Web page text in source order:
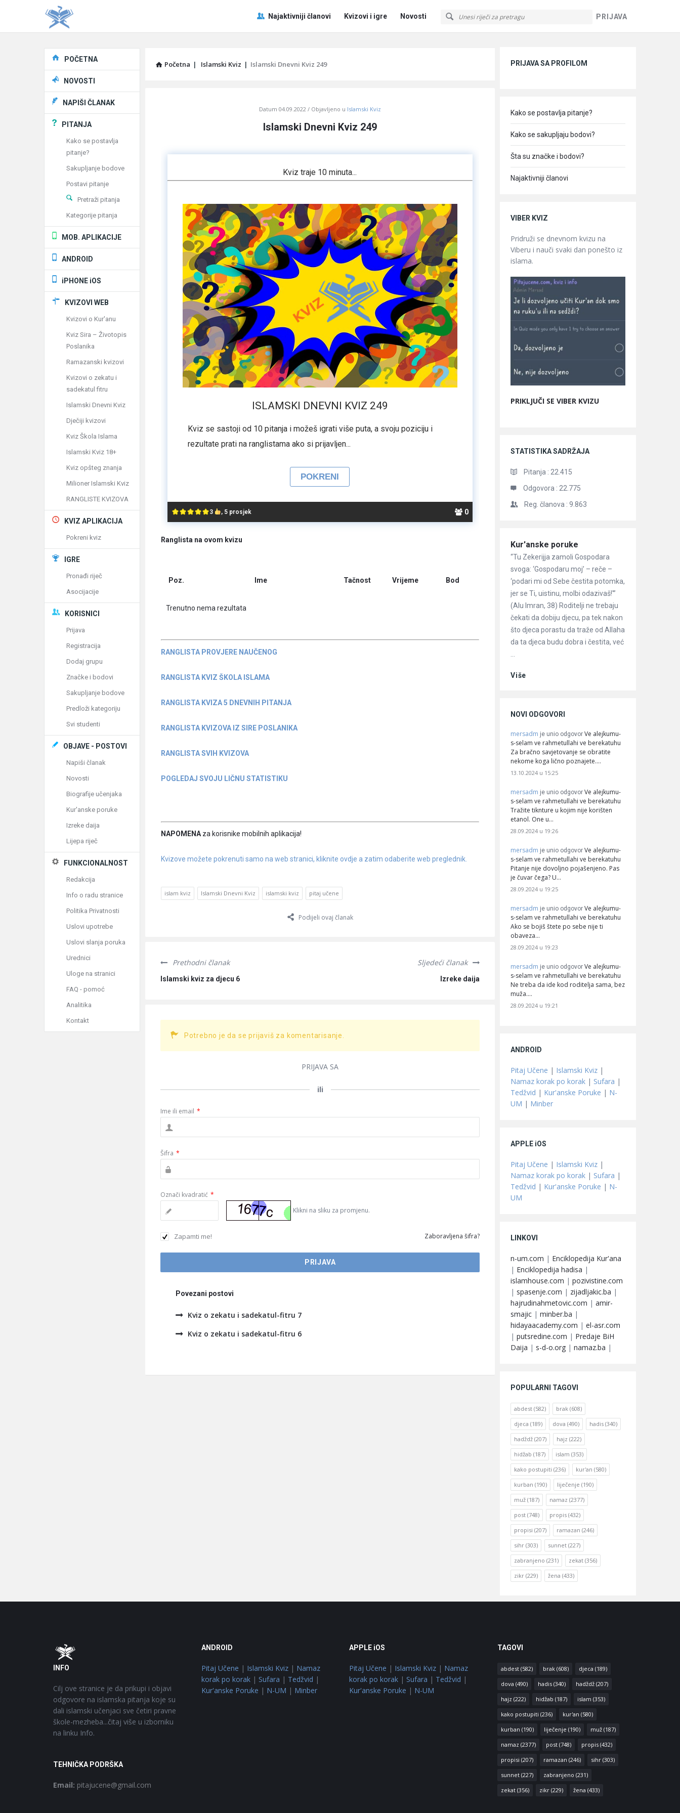
PRIJAVA
Pitaj
Učene
Navigacija
Najaktivniji članovi Kvizovi i igre Novosti
Početna | Islamski Kviz | Islamski Dnevni Kviz 249
Latest
Articles
Datum 04.09.2022 Objavljeno u Islamski Kviz
Islamski Dnevni Kviz 249
3 , 5 prosjek 0
Kviz traje 10 minuta...
ISLAMSKI DNEVNI KVIZ 249
Kviz se sastoji od 10 pitanja i možeš igrati više puta, a svoju poziciju i
rezultate prati na ranglistama ako si prijavljen...
Ranglista na ovom kvizu
Poz. Ime Tačnost Vrijeme Bod
Trenutno nema rezultata
RANGLISTA PROVJERE NAUČENOG
RANGLISTA KVIZ ŠKOLA ISLAMA
RANGLISTA KVIZA 5 DNEVNIH PITANJA
RANGLISTA KVIZOVA IZ SIRE POSLANIKA
RANGLISTA SVIH KVIZOVA
POGLEDAJ SVOJU LIČNU STATISTIKU
NAPOMENA za korisnike mobilnih aplikacija!
Kvizove možete pokrenuti samo na web stranici, kliknite ovdje a zatim odaberite web preglednik.
islam kviz Islamski Dnevni Kviz islamski kviz pitaj učene
Podijeli ovaj članak
Prethodni članak
Islamski kviz za djecu 6
Sljedeći članak
Izreke daija
Potrebno je da se prijaviš za komentarisanje.
PRIJAVA SA
ili
Ime ili email *
Šifra *
Označi kvadratić *
Klikni na sliku za promjenu.
Zapamti me! Zaboravljena šifra?
Povezani postovi
Kviz o zekatu i sadekatul-fitru 7
Kviz o zekatu i sadekatul-fitru 6
PRIJAVA SA PROFILOM
Kako se postavlja pitanje?
Kako se sakupljaju bodovi?
Šta su značke i bodovi?
Najaktivniji članovi
VIBER KVIZ
Pridruži se dnevnom kvizu na
Viberu i nauči svaki dan ponešto iz
islama.
PRIKLJUČI SE VIBER KVIZU
STATISTIKA SADRŽAJA
Pitanja : 22.415
Odgovora : 22.775
Reg. članova : 9.863
Članci
Kur'anske poruke
“Tu Zekerijja zamoli Gospodara
svoga: ‘Gospodaru moj’ – reče –
‘podari mi od Sebe čestita potomka,
jer se Ti, uistinu, molbi odazivaš!'”
(Alu Imran, 38) Roditelji ne trebaju
čekati da dobiju djecu, pa tek nakon
što djeca porastu da traže od Allaha
da ta djeca budu dobra i čestita, već
Više
NOVI ODGOVORI
mersadm je unio odgovor Ve alejkumu-
s-selam ve rahmetullahi ve berekatuhu
Za bračno savjetovanje se obratite
nekome koga lično poznajete.…
13.10.2024 u 15:25
mersadm je unio odgovor Ve alejkumu-
s-selam ve rahmetullahi ve berekatuhu
Tražite tiknture u kojim nije korišten
etanol. One u…
28.09.2024 u 19:26
mersadm je unio odgovor Ve alejkumu-
s-selam ve rahmetullahi ve berekatuhu
Pitanje nije dovoljno pojašenjeno. Pas
je čuvar čega? U…
28.09.2024 u 19:25
mersadm je unio odgovor Ve alejkumu-
s-selam ve rahmetullahi ve berekatuhu
Ako se bojiš štete po sebe nije ti
obaveza…
28.09.2024 u 19:23
mersadm je unio odgovor Ve alejkumu-
s-selam ve rahmetullahi ve berekatuhu
Ne treba da ide kod roditelja sama, bez
muža.…
28.09.2024 u 19:21
ANDROID
Pitaj Učene | Islamski Kviz |
Namaz korak po korak | Sufara |
Tedžvid | Kur'anske Poruke | N-
UM | Minber
APPLE iOS
Pitaj Učene | Islamski Kviz |
Namaz korak po korak | Sufara |
Tedžvid | Kur'anske Poruke | N-
UM
LINKOVI
n-um.com | Enciklopedija Kur'ana
| Enciklopedija hadisa |
islamhouse.com | pozivistine.com
| spasenje.com | zijadljakic.ba |
hajrudinahmetovic.com | amir-
smajic | minber.ba |
hidayaacademy.com | el-asr.com
| putsredine.com | Predaje BiH
Daija | s-d-o.org | namaz.ba |
POPULARNI TAGOVI
abdest (582) brak (608)
djeca (189) dova (490) hadis (340)
hadždž (207) hajz (222)
hidžab (187) islam (353)
kako postupiti (236) kur'an (580)
kurban (190) liječenje (190)
muž (187) namaz (2377)
post (748) propis (432)
propisi (207) ramazan (246)
sihr (303) sunnet (227)
zabranjeno (231) zekat (356)
zikr (229) žena (433)
Explore
POČETNA
NOVOSTI
NAPIŠI ČLANAK
PITANJA
Kako se postavlja
pitanje?
Sakupljanje bodove
Postavi pitanje
Pretraži pitanja
Kategorije pitanja
MOB. APLIKACIJE
ANDROID
iPHONE iOS
KVIZOVI WEB
Kvizovi o Kur'anu
Kviz Sira – Životopis
Poslanika
Ramazanski kvizovi
Kvizovi o zekatu i
sadekatul fitru
Islamski Dnevni Kviz
Dječiji kvizovi
Kviz Škola Islama
Islamski Kviz 18+
Kviz opšteg znanja
Milioner Islamski Kviz
RANGLISTE KVIZOVA
KVIZ APLIKACIJA
Pokreni kviz
IGRE
Pronađi riječ
Asocijacije
KORISNICI
Prijava
Registracija
Dodaj grupu
Značke i bodovi
Sakupljanje bodove
Predloži kategoriju
Svi studenti
OBJAVE - POSTOVI
Napiši članak
Novosti
Biografije učenjaka
Kur'anske poruke
Izreke daija
Lijepa riječ
FUNKCIONALNOST
Redakcija
Info o radu stranice
Politika Privatnosti
Uslovi upotrebe
Uslovi slanja poruka
Urednici
Uloge na stranici
FAQ - pomoć
Analitika
Kontakt
Footer
INFO
Cilj ove stranice je da prikupi i objavi
odgovore na islamska pitanja koje su
dali islamski učenjaci sve četiri pravne
škole-mezheba...čitaj više u izborniku
na linku Info.
TEHNIČKA PODRŠKA
Email: pitajucene@gmail.com
ANDROID
Pitaj Učene | Islamski Kviz| Namaz
korak po korak| Sufara | Tedžvid |
Kur'anske Poruke | N-UM | Minber
APPLE iOS
Pitaj Učene | Islamski Kviz | Namaz
korak po korak | Sufara | Tedžvid |
Kur'anske Poruke | N-UM
TAGOVI
abdest(582) brak(608) djeca (189)
dova (490) hadis(340) hadždž(207)
hajz (222) hidžab (187) islam (353)
kako postupiti (236) kur'an (580)
kurban (190) liječenje (190) muž(187)
namaz (2377) post(748) propis(432)
propisi (207) ramazan (246) sihr(303)
sunnet(227) zabranjeno (231)
zekat(356) zikr(229) žena (433)